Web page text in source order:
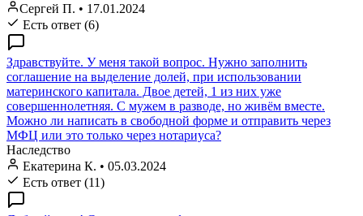
Сергей П. • 17.01.2024
Есть ответ (6)
Здравствуйте. У меня такой вопрос. Нужно заполнить
соглашение на выделение долей, при использовании
материнского капитала. Двое детей, 1 из них уже
совершеннолетняя. С мужем в разводе, но живём вместе.
Можно ли написать в свободной форме и отправить через
МФЦ или это только через нотариуса?
Наследство
Екатерина К. • 05.03.2024
Есть ответ (11)